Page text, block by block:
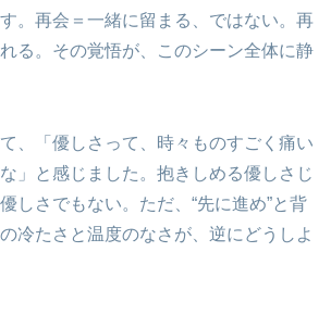
。再会＝一緒に留まる、ではない。再
る。その覚悟が、このシーン全体に静
、「優しさって、時々ものすごく痛い
」と感じました。抱きしめる優しさじ
しさでもない。ただ、“先に進め”と背
冷たさと温度のなさが、逆にどうしよ